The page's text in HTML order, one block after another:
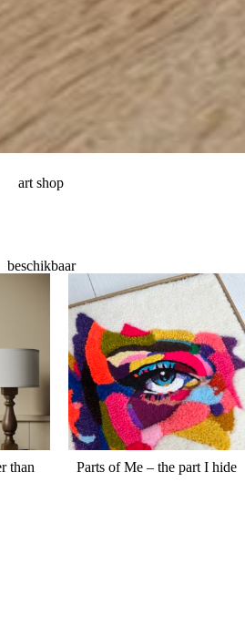
art shop
beschikbaar
than
Parts of Me – the part I hide